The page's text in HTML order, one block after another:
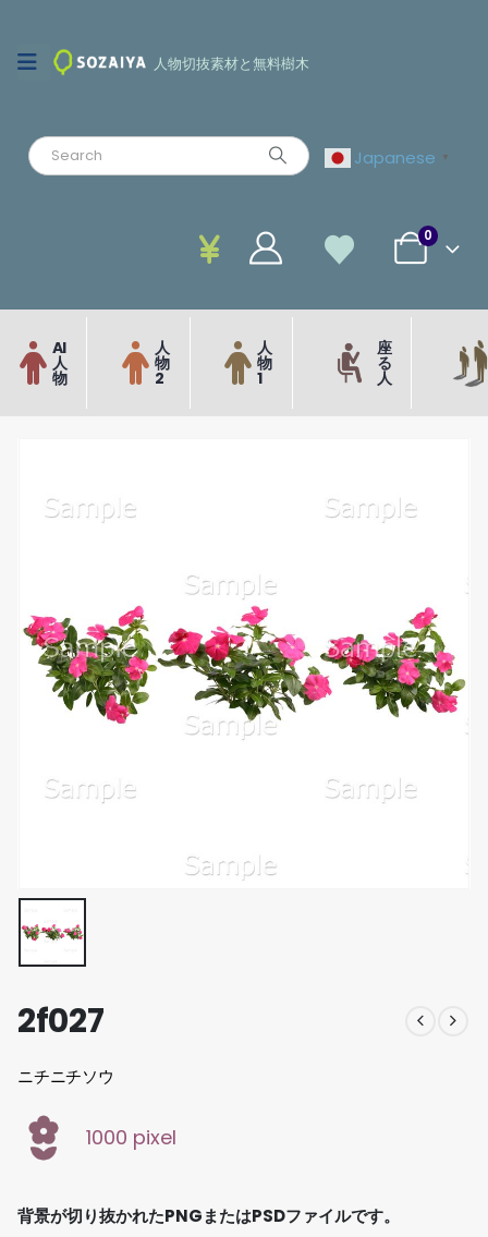
人物切抜素材と無料樹木
Japanese ▼
0
AI
人
物
人
物
2
人
物
1
座
る
人
2f027
ニチニチソウ
1000 pixel
背景が切り抜かれたPNGまたはPSDファイルです。